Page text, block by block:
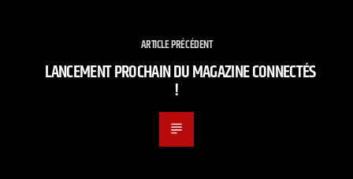
ARTICLE PRÉCÉDENT
LANCEMENT PROCHAIN DU MAGAZINE CONNECTÉS
!